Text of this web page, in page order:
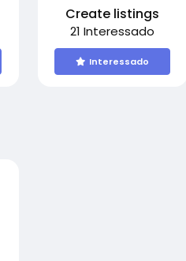
Create listings
21 Interessado
Interessado